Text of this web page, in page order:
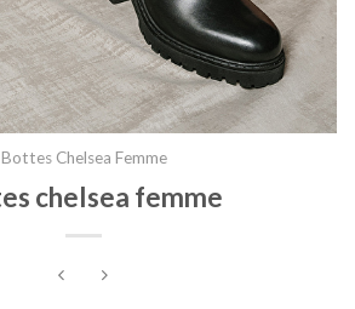
Bottes Chelsea Femme
chelsea femme